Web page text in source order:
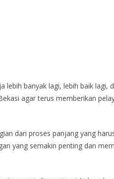
lebih banyak lagi, lebih baik lagi,
agar terus memberikan
dari proses panjang yang
yang semakin penting dan